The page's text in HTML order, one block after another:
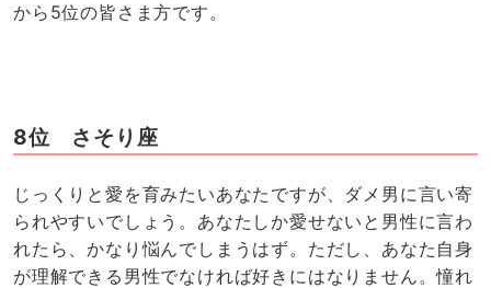
から5位の皆さま方です。
8位 さそり座
じっくりと愛を育みたいあなたですが、ダメ男に言い寄
られやすいでしょう。あなたしか愛せないと男性に言わ
れたら、かなり悩んでしまうはず。ただし、あなた自身
が理解できる男性でなければ好きにはなりません。憧れ